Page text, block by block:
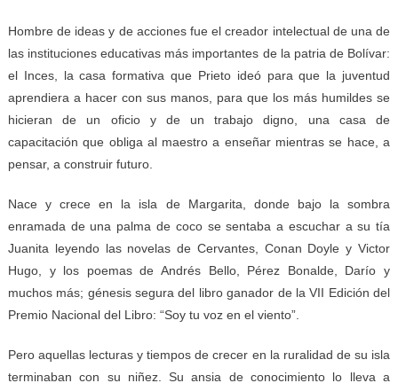
Hombre de ideas y de acciones fue el creador intelectual de una de
las instituciones educativas más importantes de la patria de Bolívar:
el Inces, la casa formativa que Prieto ideó para que la juventud
aprendiera a hacer con sus manos, para que los más humildes se
hicieran de un oficio y de un trabajo digno, una casa de
capacitación que obliga al maestro a enseñar mientras se hace, a
pensar, a construir futuro.
Nace y crece en la isla de Margarita, donde bajo la sombra
enramada de una palma de coco se sentaba a escuchar a su tía
Juanita leyendo las novelas de Cervantes, Conan Doyle y Victor
Hugo, y los poemas de Andrés Bello, Pérez Bonalde, Darío y
muchos más; génesis segura del libro ganador de la VII Edición del
Premio Nacional del Libro: “Soy tu voz en el viento”.
Pero aquellas lecturas y tiempos de crecer en la ruralidad de su isla
terminaban con su niñez. Su ansia de conocimiento lo lleva a